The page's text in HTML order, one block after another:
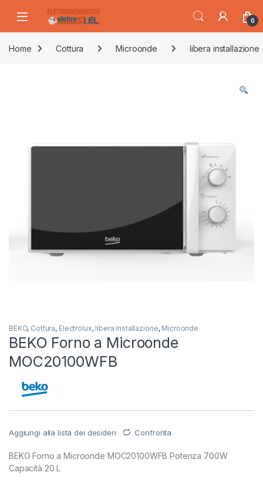
0
Home Cottura Microonde libera installazione
BEKO, Cottura, Electrolux, libera installazione, Microonde
BEKO Forno a Microonde
MOC20100WFB
Aggiungi alla lista dei desideri Confronta
BEKO Forno a Microonde MOC20100WFB Potenza 700W
Capacità 20 L